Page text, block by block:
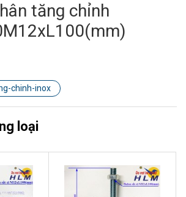
tăng chỉnh
chinh-inox
loại